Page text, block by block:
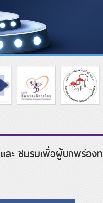
ละ ชมรมเพื่อผู้บกพร่อง